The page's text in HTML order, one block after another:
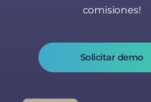
comisiones!
Solicitar demo